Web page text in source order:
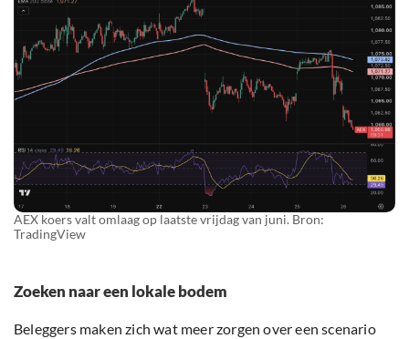
AEX koers valt omlaag op laatste vrijdag van juni. Bron:
TradingView
Zoeken naar een lokale bodem
Beleggers maken zich wat meer zorgen over een scenario